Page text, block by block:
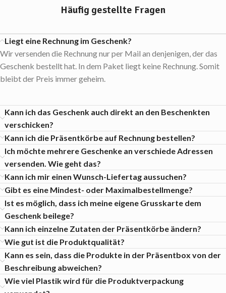
Häufig gestellte Fragen
Liegt eine Rechnung im Geschenk?
Wir versenden die Rechnung nur per Mail an denjenigen, der das
Geschenk bestellt hat. In dem Paket liegt keine Rechnung. Somit
bleibt der Preis immer geheim.
Kann ich das Geschenk auch direkt an den Beschenkten
verschicken?
Kann ich die Präsentkörbe auf Rechnung bestellen?
Ich möchte mehrere Geschenke an verschiede Adressen
versenden. Wie geht das?
Kann ich mir einen Wunsch-Liefertag aussuchen?
Gibt es eine Mindest- oder Maximalbestellmenge?
Ist es möglich, dass ich meine eigene Grusskarte dem
Geschenk beilege?
Kann ich einzelne Zutaten der Präsentkörbe ändern?
Wie gut ist die Produktqualität?
Kann es sein, dass die Produkte in der Präsentbox von der
Beschreibung abweichen?
Wie viel Plastik wird für die Produktverpackung